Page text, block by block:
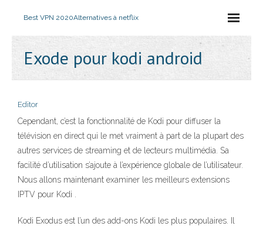
Best VPN 2020Alternatives à netflix
Exode pour kodi android
Editor
Cependant, c’est la fonctionnalité de Kodi pour diffuser la
télévision en direct qui le met vraiment à part de la plupart des
autres services de streaming et de lecteurs multimédia. Sa
facilité d’utilisation s’ajoute à l’expérience globale de l’utilisateur.
Nous allons maintenant examiner les meilleurs extensions
IPTV pour Kodi .
Kodi Exodus est l’un des add-ons Kodi les plus populaires. Il